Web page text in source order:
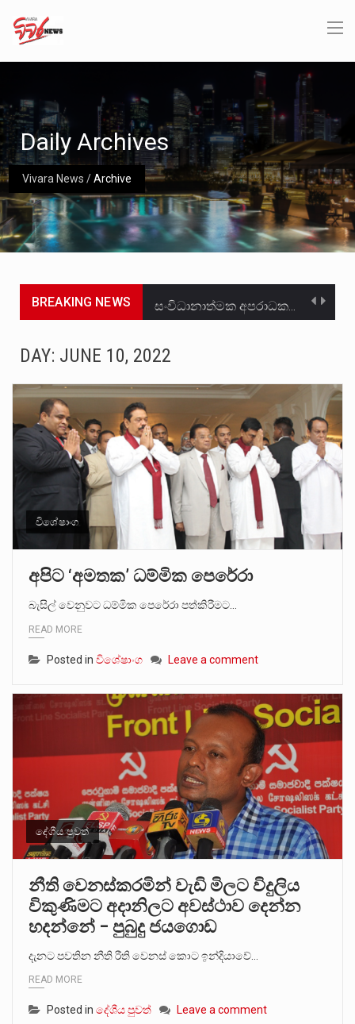
Vivara News /Archive
Daily Archives
BREAKING NEWS
මහර බන්ධනාගාරයේ අද ඇතිවූ සිද්ධියෙන් තුවාල ලැබූ බව කියන රැඳවියන් ගණන ඉහළ ගොස් තිබේ. ඒ…
DAY: JUNE 10, 2022
විශේෂාංග
අපිට ‘අමතක’ ධම්මික පෙරේරා
බැසිල් වෙනුවට ධම්මික පෙරේරා පත්කිරීමට…
READ MORE
Posted in විශේෂාංග Leave a comment
දේශීය පුවත්
නීති වෙනස්කරමින් වැඩි මිලට විදුලිය
විකුණිමට අදානිලට අවස්ථාව දෙන්න
හදන්නේ – පුබුදු ජයගොඩ
දැනට පවතින නීති රීති වෙනස් කොට ඉන්දියාවේ…
READ MORE
Posted in දේශීය පුවත් Leave a comment